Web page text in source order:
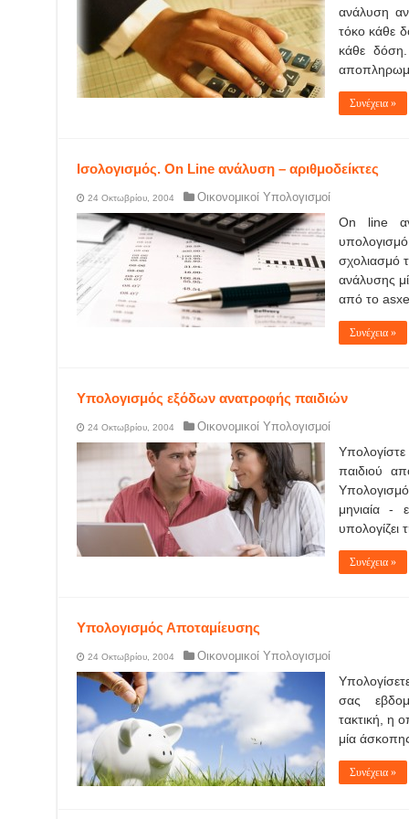
ανάλυση
τόκο κάθε
κάθε
Συνέχεια »
Ισολογισμός. On Line ανάλυση – αριθμοδείκτες
24 Οκτωβρίου, 2004 Οικονομικοί Υπολογισμοί
On line
σχολιασμό
ανάλυσης
από το
Συνέχεια »
Υπολογισμός εξόδων ανατροφής παιδιών
24 Οκτωβρίου, 2004 Οικονομικοί Υπολογισμοί
παιδιού
μηνιαία -
υπολογίζει
Συνέχεια »
Υπολογισμός Αποταμίευσης
24 Οκτωβρίου, 2004 Οικονομικοί Υπολογισμοί
σας
τακτική, η
μία
Συνέχεια »